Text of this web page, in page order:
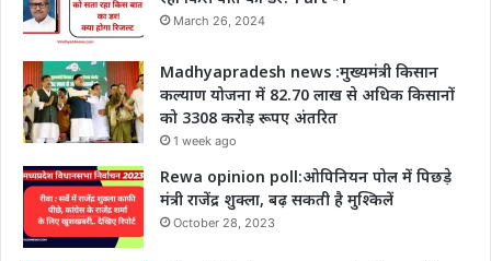
March 26, 2024
Madhyapradesh news :मुख्यमंत्री किसान
कल्याण योजना में 82.70 लाख से अधिक किसानों
को 3308 करोड़ रूपए अंतरित
1 week ago
Rewa opinion poll:ओपिनियन पोल में पिछड़े
मंत्री राजेंद्र शुक्ला, बढ़ सकती है मुश्किलें
October 28, 2023